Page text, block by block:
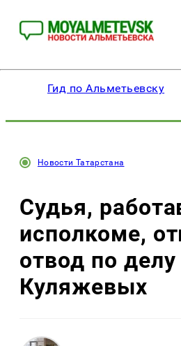
Гид по Альметьевску
Новости Татарстана
Судья,
исполкоме,
отвод по делу
Куляжевых